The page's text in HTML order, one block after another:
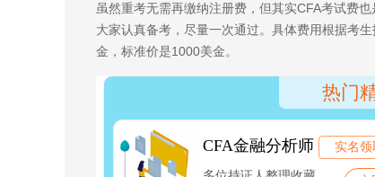
虽然重考无需再缴纳注册费，但其实CFA考试费
大家认真备考，尽量一次通过。具体费用根据考
金，标准价是1000美金。